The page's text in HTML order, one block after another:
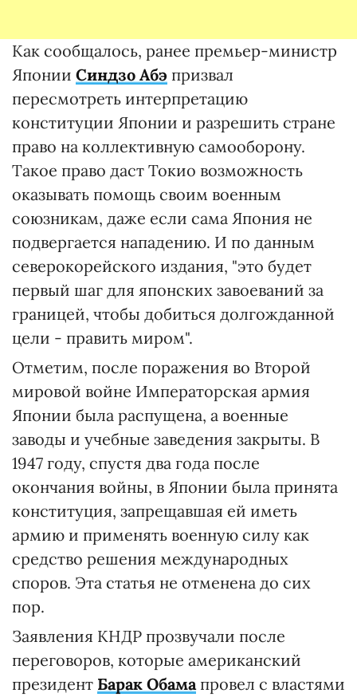
Как сообщалось, ранее премьер-министр
Японии Синдзо Абэ призвал
пересмотреть интерпретацию
конституции Японии и разрешить стране
право на коллективную самооборону.
Такое право даст Токио возможность
оказывать помощь своим военным
союзникам, даже если сама Япония не
подвергается нападению. И по данным
северокорейского издания, "это будет
первый шаг для японских завоеваний за
границей, чтобы добиться долгожданной
цели - править миром".
Отметим, после поражения во Второй
мировой войне Императорская армия
Японии была распущена, а военные
заводы и учебные заведения закрыты. В
1947 году, спустя два года после
окончания войны, в Японии была принята
конституция, запрещавшая ей иметь
армию и применять военную силу как
средство решения международных
споров. Эта статья не отменена до сих
пор.
Заявления КНДР прозвучали после
переговоров, которые американский
президент Барак Обамапровел с властями